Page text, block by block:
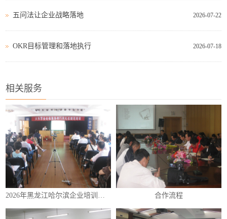
2026-07-22
五问法让企业战略落地
2026-07-18
OKR目标管理和落地执行
相关服务
2026年黑龙江哈尔滨企业培训（内训）课程表 合作流程